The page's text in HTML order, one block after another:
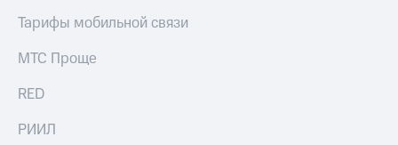
Тарифы мобильной связи
МТС Проще
RED
РИИЛ